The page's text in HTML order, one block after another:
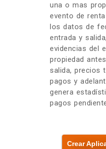
una o mas
evento de
los datos de
entrada y
evidencias del
propiedad
salida, precios
pagos y
genera
pagos
Crear